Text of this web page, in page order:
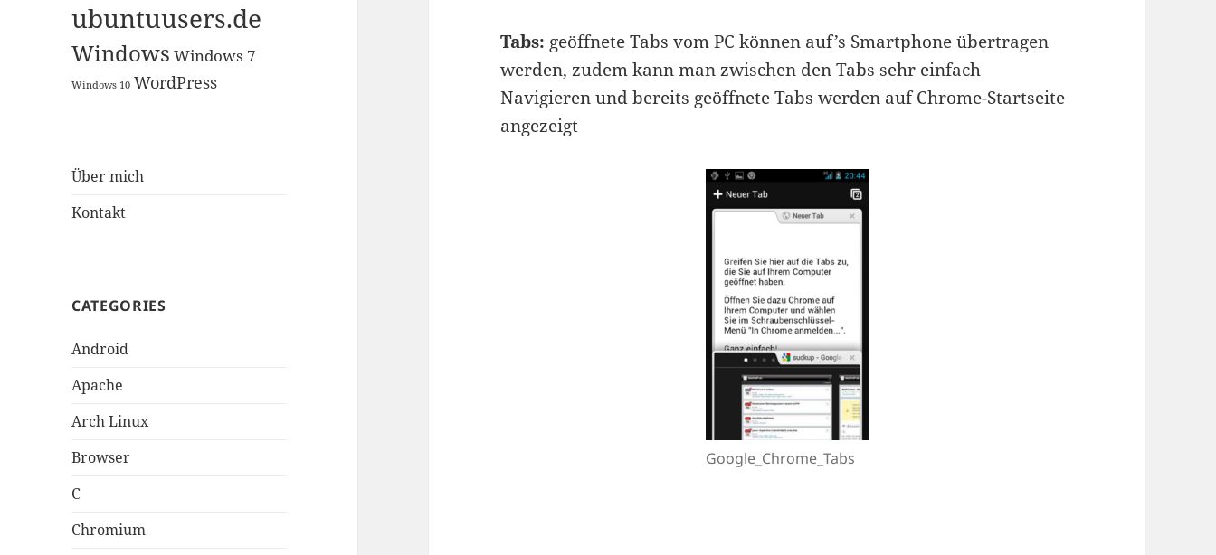
ubuntuusers.de
Windows Windows 7
Windows 10 WordPress
Über mich
Kontakt
CATEGORIES
Android
Apache
Arch Linux
Browser
C
Chromium
Tabs: geöffnete Tabs vom PC können auf’s Smartphone übertragen
werden, zudem kann man zwischen den Tabs sehr einfach
Navigieren und bereits geöffnete Tabs werden auf Chrome-Startseite
angezeigt
Google_Chrome_Tabs